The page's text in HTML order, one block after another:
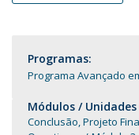
Programas:
Programa Avançado
Módulos /
Conclusão, Projeto